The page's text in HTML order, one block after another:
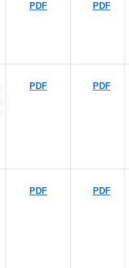
PDF PDF
PDF PDF
PDF PDF